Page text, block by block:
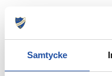
Samtycke
NYHETER